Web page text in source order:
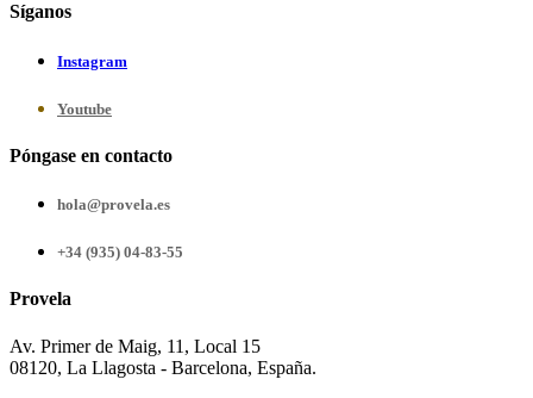
Síganos
Instagram
Youtube
Póngase en contacto
hola@provela.es
+34 (935) 04-83-55
Provela
Av. Primer de Maig, 11, Local 15
08120, La Llagosta - Barcelona, España.